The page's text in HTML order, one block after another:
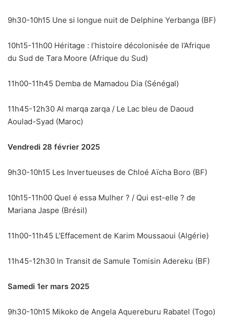
9h30-10h15 Une si longue nuit de Delphine Yerbanga (BF)
10h15-11h00 Héritage : l’histoire décolonisée de l’Afrique
du Sud de Tara Moore (Afrique du Sud)
11h00-11h45 Demba de Mamadou Dia (Sénégal)
11h45-12h30 Al marqa zarqa / Le Lac bleu de Daoud
Aoulad-Syad (Maroc)
Vendredi 28 février 2025
9h30-10h15 Les Invertueuses de Chloé Aïcha Boro (BF)
10h15-11h00 Quel é essa Mulher ? / Qui est-elle ? de
Mariana Jaspe (Brésil)
11h00-11h45 L’Effacement de Karim Moussaoui (Algérie)
11h45-12h30 In Transit de Samule Tomisin Adereku (BF)
Samedi 1er mars 2025
9h30-10h15 Mikoko de Angela Aquereburu Rabatel (Togo)